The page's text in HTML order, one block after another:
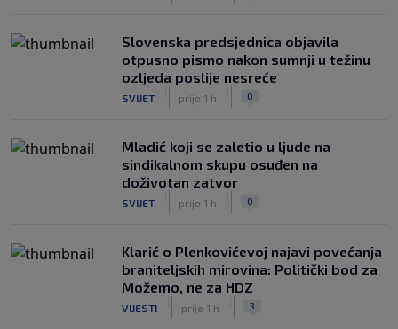
Slovenska predsjednica objavila
otpusno pismo nakon sumnji u težinu
ozljeda poslije nesreće
SVIJET prije 1 h 0
Mladić koji se zaletio u ljude na
sindikalnom skupu osuđen na
doživotan zatvor
SVIJET prije 1 h 0
Klarić o Plenkovićevoj najavi povećanja
braniteljskih mirovina: Politički bod za
Možemo, ne za HDZ
VIJESTI prije 1 h 3